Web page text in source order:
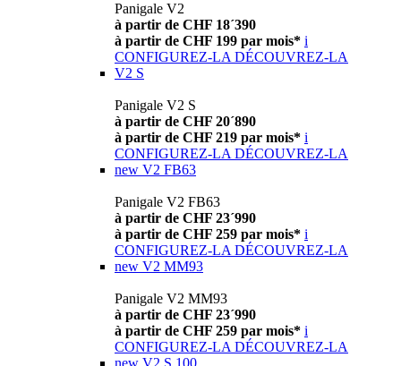
Panigale V2
à partir de CHF 18´390
à partir de CHF 199 par mois* i
CONFIGUREZ-LA DÉCOUVREZ-LA
V2 S
Panigale V2 S
à partir de CHF 20´890
à partir de CHF 219 par mois* i
CONFIGUREZ-LA DÉCOUVREZ-LA
new V2 FB63
Panigale V2 FB63
à partir de CHF 23´990
à partir de CHF 259 par mois* i
CONFIGUREZ-LA DÉCOUVREZ-LA
new V2 MM93
Panigale V2 MM93
à partir de CHF 23´990
à partir de CHF 259 par mois* i
CONFIGUREZ-LA DÉCOUVREZ-LA
new V2 S 100